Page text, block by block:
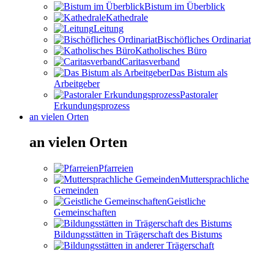
Bistum im Überblick
Kathedrale
Leitung
Bischöfliches Ordinariat
Katholisches Büro
Caritasverband
Das Bistum als
Arbeitgeber
Pastoraler
Erkundungsprozess
an vielen Orten
an vielen Orten
Pfarreien
Muttersprachliche
Gemeinden
Geistliche
Gemeinschaften
Bildungsstätten in Trägerschaft des Bistums